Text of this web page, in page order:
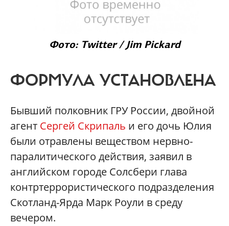
Фото: Twitter / Jim Pickard
ФОРМУЛА УСТАНОВЛЕНА
Бывший полковник ГРУ России, двойной
агент Сергей Скрипаль и его дочь Юлия
были отравлены веществом нервно-
паралитического действия, заявил в
английском городе Солсбери глава
контртеррористического подразделения
Скотланд-Ярда Марк Роули в среду
вечером.